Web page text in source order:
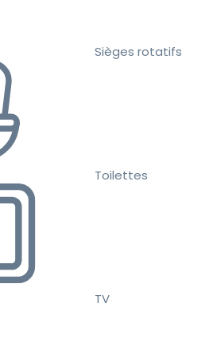
Sièges rotatifs
Toilettes
TV